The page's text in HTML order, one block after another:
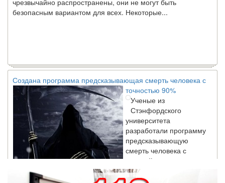
безопасным вариантом для всех. Некоторые...
Создана программа предсказывающая смерть человека с
точностью 90%
Ученые из
Стэнфордского
университета
разработали программу
предсказывающую
смерть человека с
высокой точностью.